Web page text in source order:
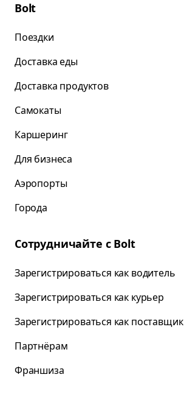
Bolt
Поездки
Доставка еды
Доставка продуктов
Самокаты
Каршеринг
Для бизнеса
Аэропорты
Города
Сотрудничайте с Bolt
Зарегистрироваться как водитель
Зарегистрироваться как курьер
Зарегистрироваться как поставщик
Партнёрам
Франшиза